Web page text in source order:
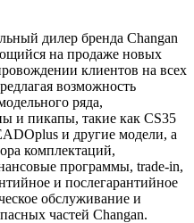
дилер бренда Changan
на продаже новых
клиентов на всех
возможность
ряда,
и пикапы, такие как CS35
и другие модели, а
комплектаций,
программы, trade-in,
и послегарантийное
обслуживание и
частей Changan.